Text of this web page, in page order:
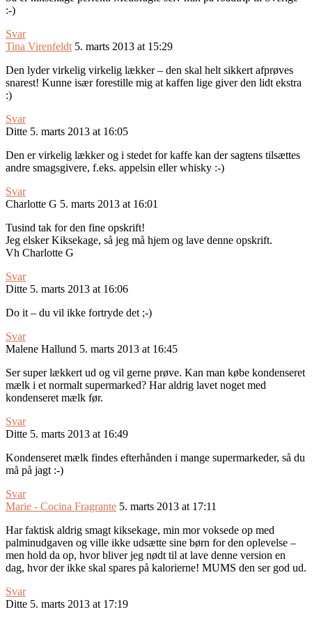
:-)
Svar
Tina Virenfeldt 5. marts 2013 at 15:29
Den lyder virkelig virkelig lækker – den skal helt sikkert afprøves
snarest! Kunne især forestille mig at kaffen lige giver den lidt ekstra
:)
Svar
Ditte 5. marts 2013 at 16:05
Den er virkelig lækker og i stedet for kaffe kan der sagtens tilsættes
andre smagsgivere, f.eks. appelsin eller whisky :-)
Svar
Charlotte G 5. marts 2013 at 16:01
Tusind tak for den fine opskrift!
Jeg elsker Kiksekage, så jeg må hjem og lave denne opskrift.
Vh Charlotte G
Svar
Ditte 5. marts 2013 at 16:06
Do it – du vil ikke fortryde det ;-)
Svar
Malene Hallund 5. marts 2013 at 16:45
Ser super lækkert ud og vil gerne prøve. Kan man købe kondenseret
mælk i et normalt supermarked? Har aldrig lavet noget med
kondenseret mælk før.
Svar
Ditte 5. marts 2013 at 16:49
Kondenseret mælk findes efterhånden i mange supermarkeder, så du
må på jagt :-)
Svar
Marie - Cocina Fragrante 5. marts 2013 at 17:11
Har faktisk aldrig smagt kiksekage, min mor voksede op med
palminudgaven og ville ikke udsætte sine børn for den oplevelse –
men hold da op, hvor bliver jeg nødt til at lave denne version en
dag, hvor der ikke skal spares på kalorierne! MUMS den ser god ud.
Svar
Ditte 5. marts 2013 at 17:19